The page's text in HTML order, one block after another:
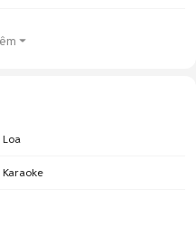
Loa
Karaoke